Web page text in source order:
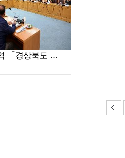
고령지역 「경상북도 청렴도민감사관」초청 간담회(2019.09.03)